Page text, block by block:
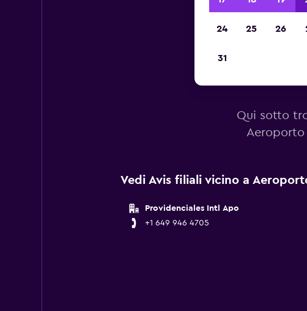
Qui sotto
Aeroporto
Vedi Avis filiali vicino a
Providenciales Intl Apo
+1 649 946 4705
24 25 26
31